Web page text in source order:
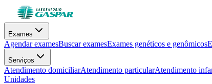
Exames
Agendar examesBuscar examesExames genéticos e genômicos
Serviços
Atendimento domiciliarAtendimento particularAtendimento
Unidades